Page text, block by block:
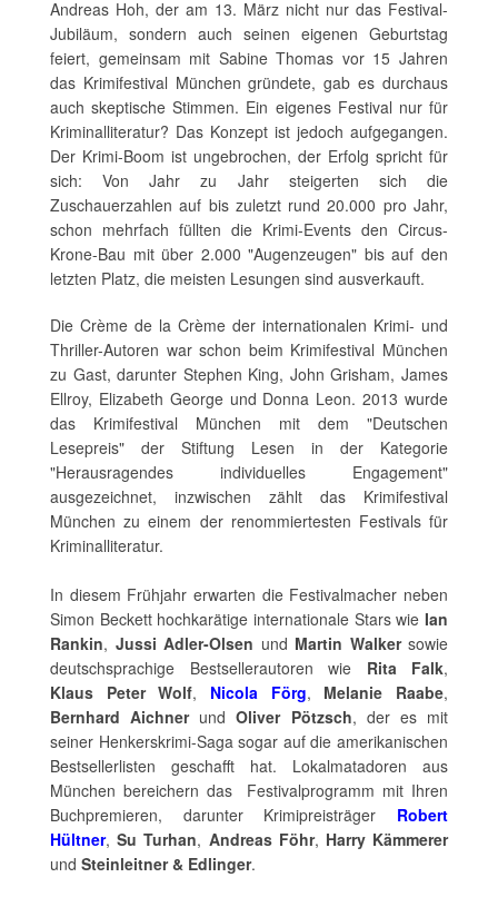
Andreas Hoh, der am 13. März nicht nur das Festival-
Jubiläum, sondern auch seinen eigenen Geburtstag
feiert, gemeinsam mit Sabine Thomas vor 15 Jahren
das Krimifestival München gründete, gab es durchaus
auch skeptische Stimmen. Ein eigenes Festival nur für
Kriminalliteratur? Das Konzept ist jedoch aufgegangen.
Der Krimi-Boom ist ungebrochen, der Erfolg spricht für
sich: Von Jahr zu Jahr steigerten sich die
Zuschauerzahlen auf bis zuletzt rund 20.000 pro Jahr,
schon mehrfach füllten die Krimi-Events den Circus-
Krone-Bau mit über 2.000 "Augenzeugen" bis auf den
letzten Platz, die meisten Lesungen sind ausverkauft.
Die Crème de la Crème der internationalen Krimi- und
Thriller-Autoren war schon beim Krimifestival München
zu Gast, darunter Stephen King, John Grisham, James
Ellroy, Elizabeth George und Donna Leon. 2013 wurde
das Krimifestival München mit dem "Deutschen
Lesepreis" der Stiftung Lesen in der Kategorie
"Herausragendes individuelles Engagement"
ausgezeichnet, inzwischen zählt das Krimifestival
München zu einem der renommiertesten Festivals für
Kriminalliteratur.
In diesem Frühjahr erwarten die Festivalmacher neben
Simon Beckett hochkarätige internationale Stars wie Ian
Rankin, Jussi Adler-Olsen und Martin Walkersowie
deutschsprachige Bestsellerautoren wie Rita Falk,
Klaus Peter Wolf, Nicola Förg, Melanie Raabe,
Bernhard AichnerundOliver Pötzsch, der es mit
seiner Henkerskrimi-Saga sogar auf die amerikanischen
Bestsellerlisten geschafft hat. Lokalmatadoren aus
München bereichern das Festivalprogramm mit Ihren
Buchpremieren, darunter Krimipreisträger Robert
Hültner,Su Turhan, Andreas Föhr, Harry Kämmerer
und Steinleitner & Edlinger.